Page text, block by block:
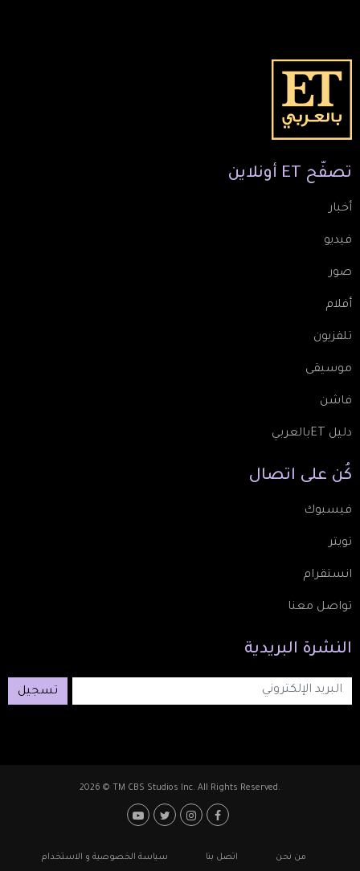
تصفّح ET أونلاين
أخبار
فيديو
صور
أفلام
تلفزيون
موسيقى
فاشن
دليل ETبالعربي
كُن على اتصال
فيسبوك
تويتر
انستقرام
تواصل معنا
النشرة البريدية
تسجيل
2026 © TM CBS Studios Inc. All Rights Reserved.
Footer: Social Media
Footerمن نحن اتصل بنا سياسة الخصوصية و الاستخدام